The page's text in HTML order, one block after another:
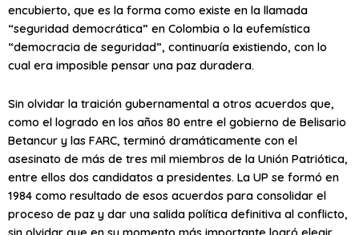
encubierto, que es la forma como existe en la llamada
“seguridad democrática” en Colombia o la eufemística
“democracia de seguridad”, continuaría existiendo, con lo
cual era imposible pensar una paz duradera.
Sin olvidar la traición gubernamental a otros acuerdos que,
como el logrado en los años 80 entre el gobierno de Belisario
Betancur y las FARC, terminó dramáticamente con el
asesinato de más de tres mil miembros de la Unión Patriótica,
entre ellos dos candidatos a presidentes. La UP se formó en
1984 como resultado de esos acuerdos para consolidar el
proceso de paz y dar una salida política definitiva al conflicto,